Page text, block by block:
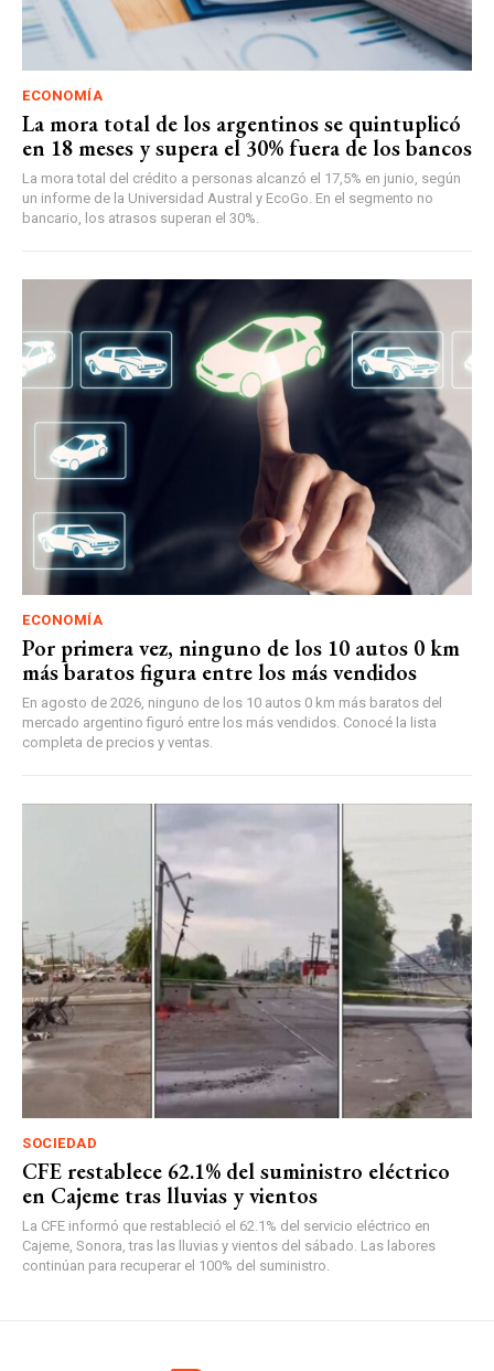
ECONOMÍA
La mora total de los argentinos se quintuplicó
en 18 meses y supera el 30% fuera de los bancos
La mora total del crédito a personas alcanzó el 17,5% en junio, según
un informe de la Universidad Austral y EcoGo. En el segmento no
bancario, los atrasos superan el 30%.
ECONOMÍA
Por primera vez, ninguno de los 10 autos 0 km
más baratos figura entre los más vendidos
En agosto de 2026, ninguno de los 10 autos 0 km más baratos del
mercado argentino figuró entre los más vendidos. Conocé la lista
completa de precios y ventas.
SOCIEDAD
CFE restablece 62.1% del suministro eléctrico
en Cajeme tras lluvias y vientos
La CFE informó que restableció el 62.1% del servicio eléctrico en
Cajeme, Sonora, tras las lluvias y vientos del sábado. Las labores
continúan para recuperar el 100% del suministro.